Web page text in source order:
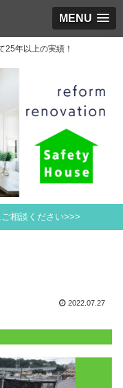
MENU
25年以上の実績！
相談ください>>>
2022.07.27